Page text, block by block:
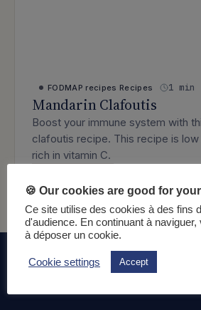
FODMAP recipes Recipes 1 min
Mandarin Clafoutis
Boost your immune system with
clafoutis recipe. This recipe is
rich in vitamin C.
🍪 Our cookies are good for
Ce site utilise des cookies à des fins
d'audience. En continuant à
à déposer un cookie.
Cookie settings Accept